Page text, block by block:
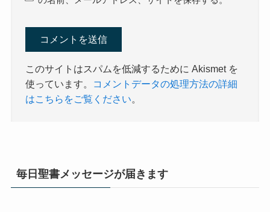
このサイトはスパムを低減するために Akismet を
使っています。
コメントデータの処理方法の詳細
はこちらをご覧ください。
毎日聖書メッセージが届きます